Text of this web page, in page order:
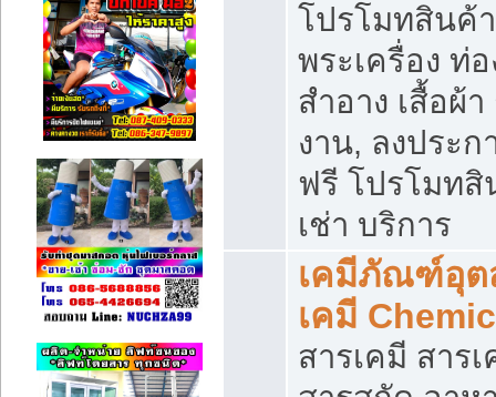
โปรโมทสินค้
พระเครื่อง ท่อ
สำอาง เสื้อผ้
งาน, ลงประ
ฟรี โปรโมท
เช่า บริการ
เคมีภัณฑ์อุต
เคมี
สารเคมี สาร